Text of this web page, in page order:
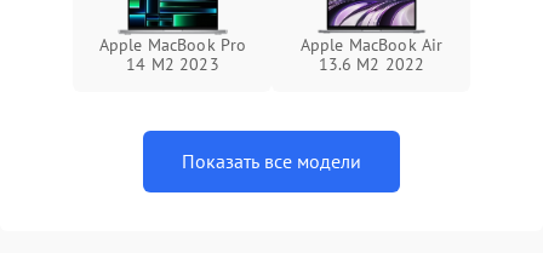
Apple MacBook Pro
14 M2 2023
Apple MacBook Air
13.6 M2 2022
Показать все модели